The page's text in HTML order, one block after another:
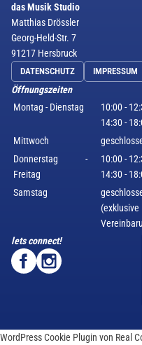
das Musik Studio
Matthias Drössler
Georg-Held-Str. 7
91217 Hersbruck
DATENSCHUTZ IMPRESSUM
Öffnungszeiten
Montag - Dienstag
10:00 -
14:30 -
Mittwoch
Donnerstag -
Freitag
10:00 -
14:30 -
Samstag
lets connect!
WordPress Cookie Plugin von Real